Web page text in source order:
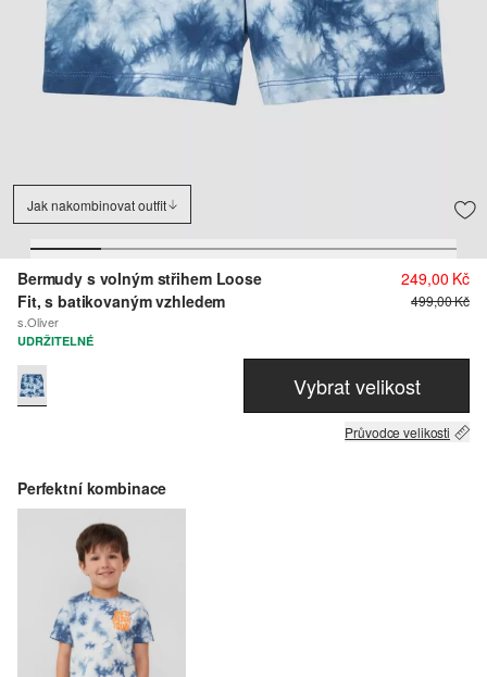
Jak nakombinovat outfit
Bermudy s volným střihem Loose
Fit, s batikovaným vzhledem
s.Oliver
249,00 Kč
499,00 Kč
UDRŽITELNÉ
Vybrat velikost
Průvodce velikosti
Perfektní kombinace